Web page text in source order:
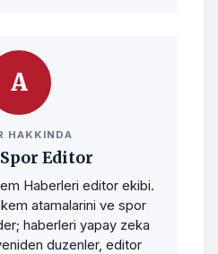
A
HAKKINDA
Editor
Haberleri editor ekibi.
atamalarini ve spor
haberleri yapay zeka
duzenler, editor